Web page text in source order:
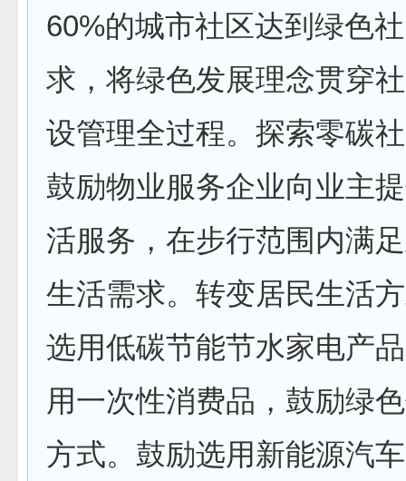
60%的城市社区达到绿色
求，将绿色发展理念贯穿
设管理全过程。探索零碳
鼓励物业服务企业向业主
活服务，在步行范围内满
生活需求。转变居民生活
选用低碳节能节水家电产
用一次性消费品，鼓励绿
方式。鼓励选用新能源汽